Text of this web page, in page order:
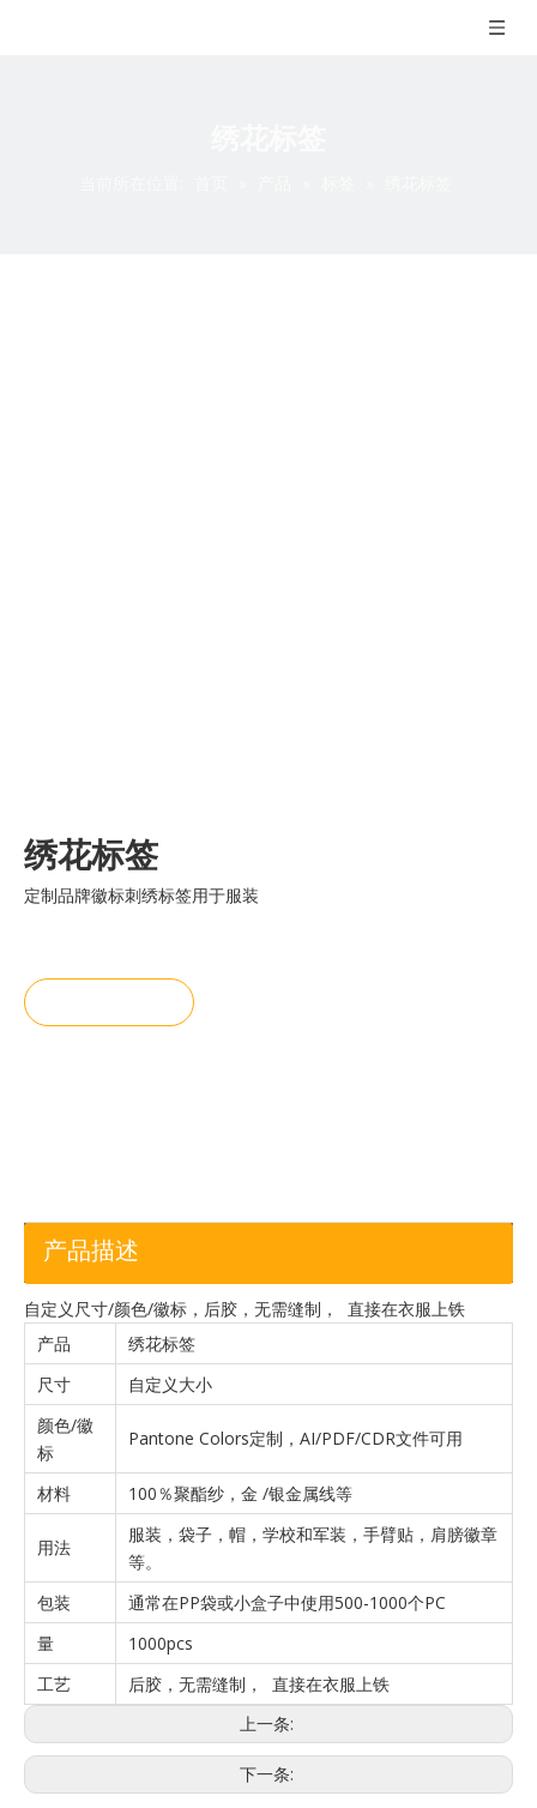
绣花标签
定制品牌徽标刺绣标签用于服装
产品描述
自定义尺寸/颜色/徽标，后胶，无需缝制， 直接在衣服上铁
产品
绣花标签
尺寸
自定义大小
颜色/徽
标
Pantone Colors定制，AI/PDF/CDR文件可用
材料 100％聚酯纱，金 /银金属线等
用法
服装，袋子，帽，学校和军装，手臂贴，肩膀徽章
等。
包装
通常在PP袋或小盒子中使用500-1000个PC
量
1000pcs
工艺
后胶，无需缝制， 直接在衣服上铁
上一条:
下一条: